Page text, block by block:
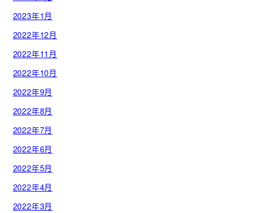
2023年1月
2022年12月
2022年11月
2022年10月
2022年9月
2022年8月
2022年7月
2022年6月
2022年5月
2022年4月
2022年3月